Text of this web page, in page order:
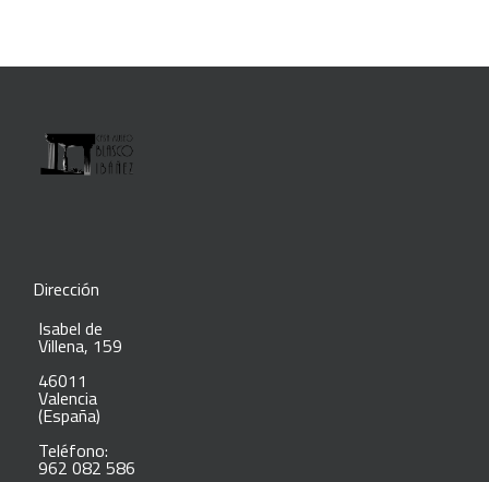
Dirección
Isabel de
Villena, 159
46011
Valencia
(España)
Teléfono:
962 082 586